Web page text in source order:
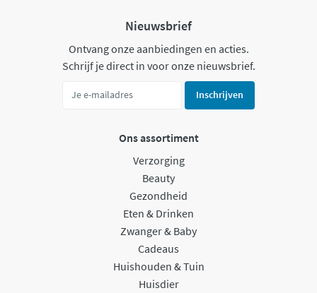
Nieuwsbrief
Ontvang onze aanbiedingen en acties.
Schrijf je direct in voor onze nieuwsbrief.
Inschrijven
Ons assortiment
Verzorging
Beauty
Gezondheid
Eten & Drinken
Zwanger & Baby
Cadeaus
Huishouden & Tuin
Huisdier